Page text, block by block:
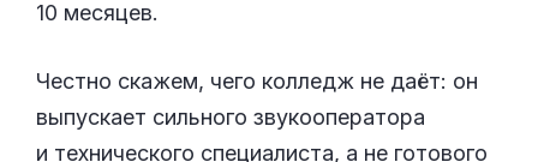
10 месяцев.
Честно скажем, чего колледж не даёт: он
выпускает сильного звукооператора
и технического специалиста, а не готового